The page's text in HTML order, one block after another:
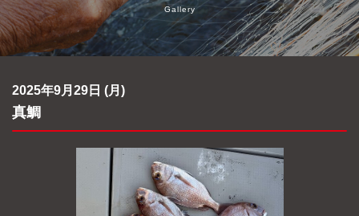
最新釣果情報
船舶概要
Gallery
2025年9月29日 (月)
真鯛